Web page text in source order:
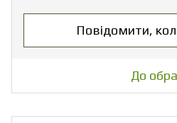
Повідомити,
До